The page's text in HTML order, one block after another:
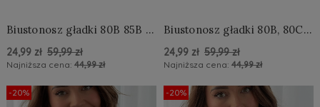
Biustonosz gładki 80B 85B -
24,99 zł 59,99 zł
Najniższa cena: 44,99 zł
Do Koszyka »
Biustonosz gładki 80B, 80C,
24,99 zł 59,99 zł
Najniższa cena: 44,99 zł
Do Koszyka »
-20% -20%